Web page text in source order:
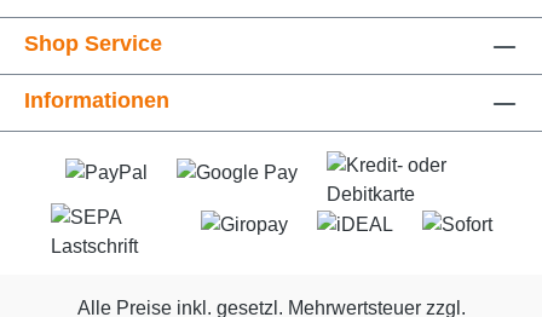
Shop Service
Informationen
Alle Preise inkl. gesetzl. Mehrwertsteuer zzgl.